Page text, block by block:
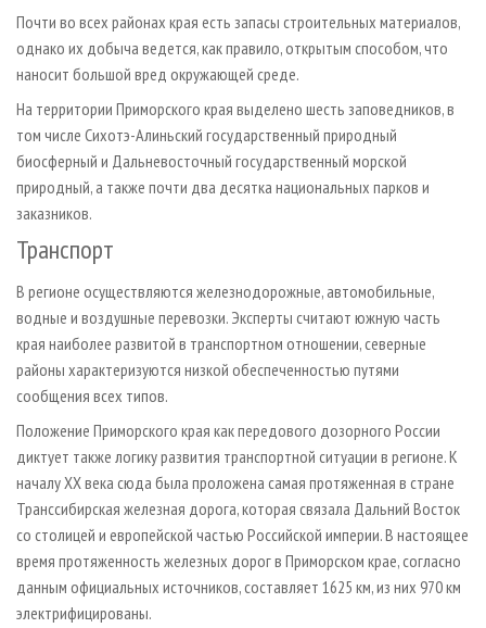
Почти во всех районах края есть запасы строительных материалов,
однако их добыча ведется, как правило, открытым способом, что
наносит большой вред окружающей среде.
На территории Приморского края выделено шесть заповедников, в
том числе Сихотэ­-Алиньский государственный природный
биосферный и Дальневосточный государственный морской
природный, а также почти два десятка национальных парков и
заказников.
Транспорт
В регионе осуществляются железнодорожные, автомобильные,
водные и воздушные перевозки. Эксперты считают южную часть
края наиболее развитой в транспортном отношении, северные
районы характеризуются низкой обеспеченностью путями
сообщения всех типов.
Положение Приморского края как передового дозорного России
диктует также логику развития транспортной ситуации в регионе. К
началу ХХ века сюда была проложена самая протяженная в стране
Транссибирская железная дорога, которая связала Дальний Восток
со столицей и европейской частью Российской империи. В настоящее
время протяженность железных дорог в Приморском крае, согласно
данным официальных источников, составляет 1625 км, из них 970 км
электрифицированы.